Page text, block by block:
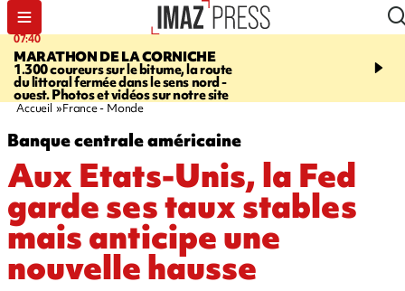
07:40
MARATHON DE LA CORNICHE
1.300 coureurs sur le bitume, la route
du littoral fermée dans le sens nord -
ouest. Photos et vidéos sur notre site
10:33
l’enfance - une
Accueil France - Monde
Banque centrale américaine
Aux Etats-Unis, la Fed
garde ses taux stables
mais anticipe une
nouvelle hausse